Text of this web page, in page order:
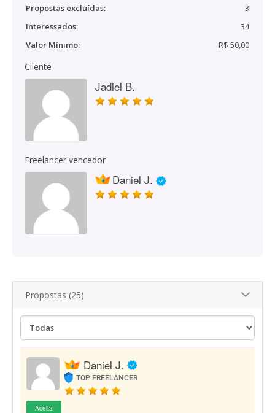
Propostas excluídas:
3
Interessados:
34
Valor Mínimo:
R$ 50,00
Cliente
Jadiel B.
Freelancer vencedor
Daniel J.
Propostas (25)
Daniel J.
TOP FREELANCER
Aceita